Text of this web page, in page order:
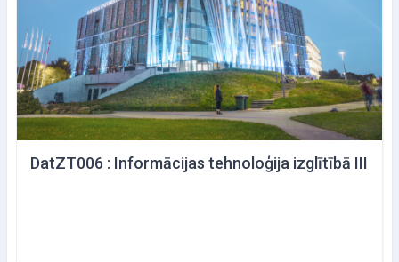
DatZT006 : Informācijas tehnoloģija izglītībā III